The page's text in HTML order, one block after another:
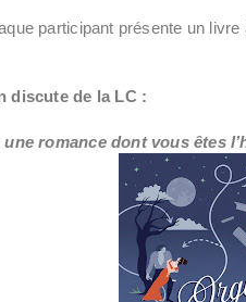
participant présente un
discute de la LC :
romance dont vous êtes